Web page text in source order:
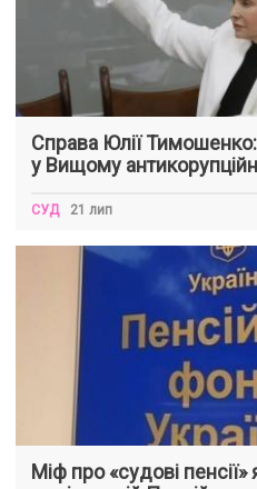
Справа Юлії
у Вищому
СУД 21 лип
Міф про «судові пенсії»